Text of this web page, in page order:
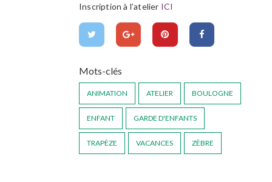
Inscription à l’atelier ICI
Mots-clés
ANIMATION ATELIER BOULOGNE
ENFANT GARDE D'ENFANTS
TRAPÈZE VACANCES ZÈBRE